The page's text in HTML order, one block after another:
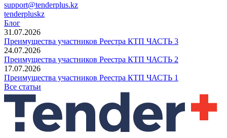
support@tenderplus.kz
tenderpluskz
Блог
31.07.2026
Преимущества участников Реестра КТП ЧАСТЬ 3
24.07.2026
Преимущества участников Реестра КТП ЧАСТЬ 2
17.07.2026
Преимущества участников Реестра КТП ЧАСТЬ 1
Все статьи